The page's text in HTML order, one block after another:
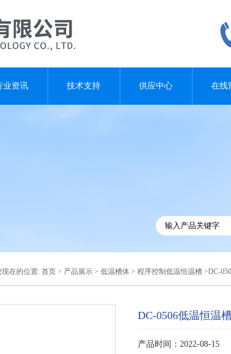
业资讯 技术支持 供应中心 在线
现在的位置: 首页 > 产品展示 > 低温槽体 > 程序控制低温恒温槽 >DC-
DC-0506低温恒温
产品时间：2022-08-15